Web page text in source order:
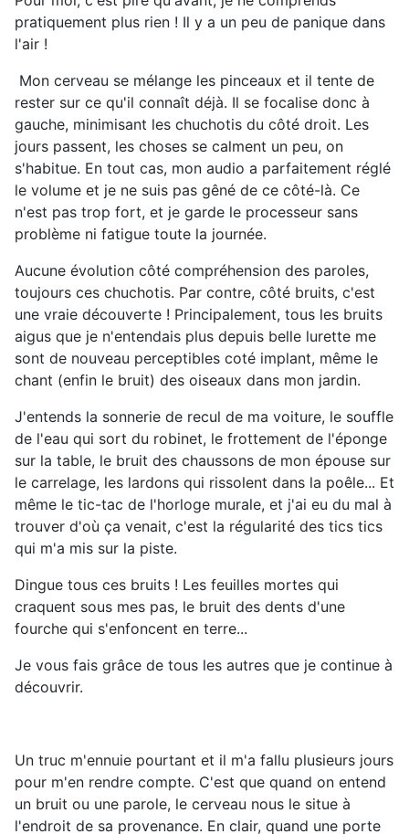
pratiquement plus rien ! Il y a un peu de panique dans
l'air !
Mon cerveau se mélange les pinceaux et il tente de
rester sur ce qu'il connaît déjà. Il se focalise donc à
gauche, minimisant les chuchotis du côté droit. Les
jours passent, les choses se calment un peu, on
s'habitue. En tout cas, mon audio a parfaitement réglé
le volume et je ne suis pas gêné de ce côté-là. Ce
n'est pas trop fort, et je garde le processeur sans
problème ni fatigue toute la journée.
Aucune évolution côté compréhension des paroles,
toujours ces chuchotis. Par contre, côté bruits, c'est
une vraie découverte ! Principalement, tous les bruits
aigus que je n'entendais plus depuis belle lurette me
sont de nouveau perceptibles coté implant, même le
chant (enfin le bruit) des oiseaux dans mon jardin.
J'entends la sonnerie de recul de ma voiture, le souffle
de l'eau qui sort du robinet, le frottement de l'éponge
sur la table, le bruit des chaussons de mon épouse sur
le carrelage, les lardons qui rissolent dans la poêle... Et
même le tic-tac de l'horloge murale, et j'ai eu du mal à
trouver d'où ça venait, c'est la régularité des tics tics
qui m'a mis sur la piste.
Dingue tous ces bruits ! Les feuilles mortes qui
craquent sous mes pas, le bruit des dents d'une
fourche qui s'enfoncent en terre...
Je vous fais grâce de tous les autres que je continue à
découvrir.
Un truc m'ennuie pourtant et il m'a fallu plusieurs jours
pour m'en rendre compte. C'est que quand on entend
un bruit ou une parole, le cerveau nous le situe à
l'endroit de sa provenance. En clair, quand une porte